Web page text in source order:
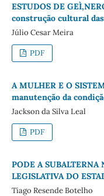
ESTUDOS DE
construção cultural
Júlio Cesar Meira
PDF
A MULHER E O
manutenção da
Jackson da Silva Leal
PDF
PODE A SUBALTERNA
LEGISLATIVA DO
Tiago Resende Botelho